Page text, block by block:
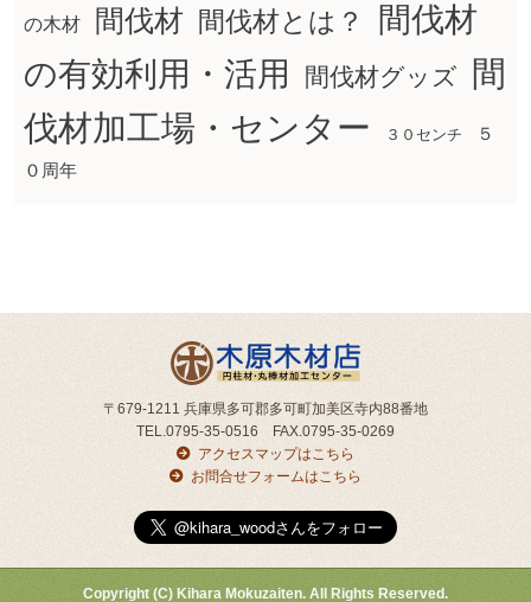
の木材 間伐材 間伐材とは？
間伐材
の有効利用・活用
間伐材グッズ
間
伐材加工場・センター
３０センチ
５
０周年
〒679-1211 兵庫県多可郡多可町加美区寺内88番地
TEL.0795-35-0516 FAX.0795-35-0269
アクセスマップはこちら
お問合せフォームはこちら
Copyright (C) Kihara Mokuzaiten. All Rights Reserved.